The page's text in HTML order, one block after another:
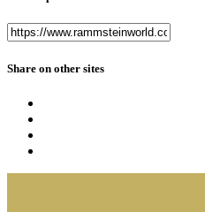
Share on other sites